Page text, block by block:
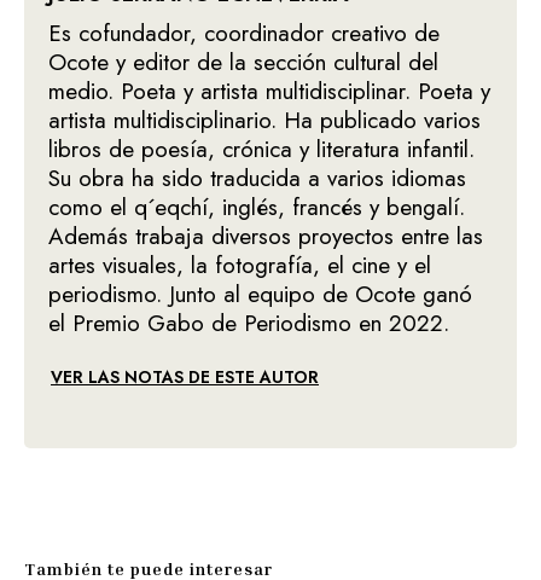
Es cofundador, coordinador creativo de
Ocote y editor de la sección cultural del
medio. Poeta y artista multidisciplinar. Poeta y
artista multidisciplinario. Ha publicado varios
libros de poesía, crónica y literatura infantil.
Su obra ha sido traducida a varios idiomas
como el q´eqchí, inglés, francés y bengalí.
Además trabaja diversos proyectos entre las
artes visuales, la fotografía, el cine y el
periodismo. Junto al equipo de Ocote ganó
el Premio Gabo de Periodismo en 2022.
VER LAS NOTAS DE ESTE AUTOR
También te puede interesar